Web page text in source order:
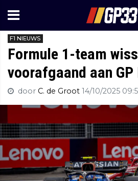
F1 NIEUWS
Formule 1-team
voorafgaand aan
door C. de Groot 14/10/2025